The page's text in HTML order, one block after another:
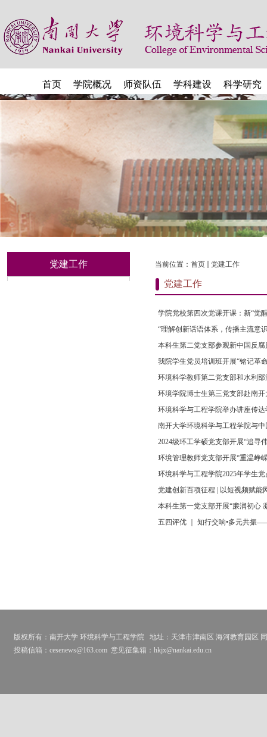
首页 学院概况 师资队伍 学科建设 科学研究
党建工作 当前位置： 首页 党建工作
党建工作
学院党校第四次党课开课：新“觉
“理解创新话语体系，传播主流意
本科生第二党支部参观新中国反
我院学生党员培训班开展“铭记革
环境科学教师第二党支部和水利
环境学院博士生第三党支部赴南
环境科学与工程学院举办讲座传
南开大学环境科学与工程学院与
2024级环工学硕党支部开展“追寻
环境管理教师党支部开展“重温峥
环境科学与工程学院2025年学生
党建创新百项征程 | 以短视频赋能
本科生第一党支部开展“廉润初心
五四评优 ｜ 知行交响•多元共振
版权所有：南开大学 环境科学与工程学院
地址：天津市津南区 海河教育园区
投稿信箱：cesenews@163.com 意见征集箱：hkjx@nankai.edu.cn